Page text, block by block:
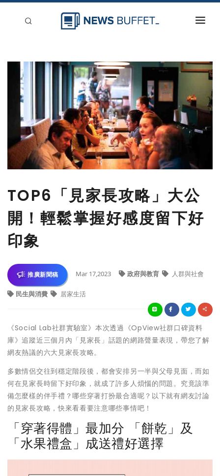
新聞稿分類
刊登
TOP6「見家長攻略」大公
開！輕鬆掌握好感度留下好
印象
推廣新聞稿 Mar 17,2023 政府與教育 人群與社會
民生與消費 居家生活
《Social Lab社群實驗室》本次透過《OpView社群口碑資料
庫》追蹤近三個月內「見家長」話題的網路聲量表現，帶您了解
網友熱議的六大見家長攻略。
多數情侶交往到穩定階段後，都會安排另一半與父母見面，而如
何在見家長時留下好印象，就成了許多人煩惱的問題。究竟該準
備怎麼樣的伴手禮？哪些穿著打扮最合適呢？以下就有網友討論
的見家長攻略，快來看看要注意哪些事情吧！
「穿著得體」最加分 「餅乾」及
「水果禮盒」成送禮好選擇